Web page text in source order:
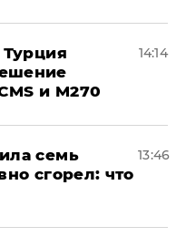
и M270
14:14
семь
сгорел: что
13:46